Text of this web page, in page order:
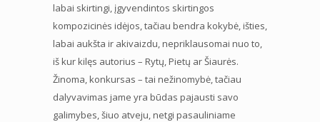
labai skirtingi, įgyvendintos skirtingos
kompozicinės idėjos, tačiau bendra kokybė, išties,
labai aukšta ir akivaizdu, nepriklausomai nuo to,
iš kur kilęs autorius – Rytų, Pietų ar Šiaurės.
Žinoma, konkursas – tai nežinomybė, tačiau
dalyvavimas jame yra būdas pajausti savo
galimybes, šiuo atveju, netgi pasauliniame